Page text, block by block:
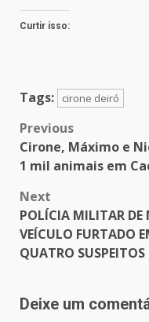
Curtir isso:
Tags: cirone deiró
Post
navigation
Previous
Cirone, Máximo e
1 mil animais em
Next
POLÍCIA MILITAR DE
VEÍCULO FURTADO
QUATRO
Deixe um